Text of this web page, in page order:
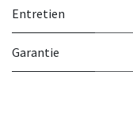
Entretien
Garantie